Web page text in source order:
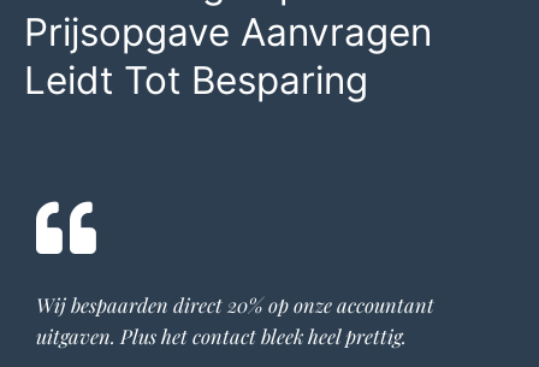
Prijsopgave Aanvragen
Leidt Tot Besparing
Wij bespaarden direct 20% op onzeaccountant
uitgaven. Plus het contact bleek heel prettig.